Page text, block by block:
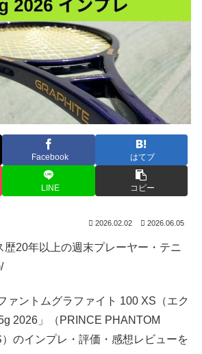
Facebook はてブ
LINE コピー
2026.02.02 2026.06.05
歴20年以上の週末プレーヤー・テニ
ァントムグラファイト 100 XS（エク
2026」（PRINCE PHANTOM
のインプレ・評価・感想レビューを